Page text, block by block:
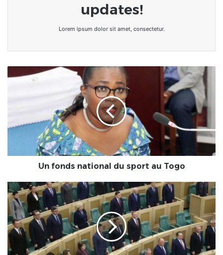
updates!
Lorem ipsum dolor sit amet, consectetur.
Un fonds national du sport au Togo
France
:le
racisme
s'invite
dans
les
débats